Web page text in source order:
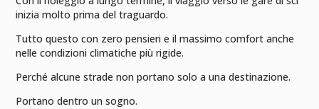
inizia molto prima del traguardo.
Tutto questo con zero pensieri e il massimo comfort anche
nelle condizioni climatiche più rigide.
Perché alcune strade non portano solo a una destinazione.
Portano dentro un sogno.